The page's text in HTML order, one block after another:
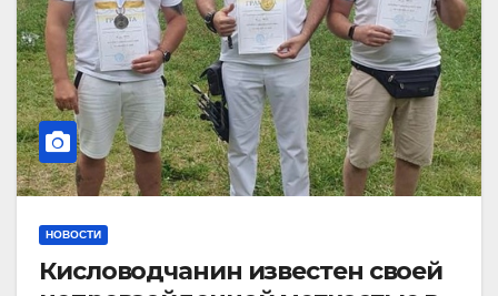
НОВОСТИ
Кисловодчанин известен своей